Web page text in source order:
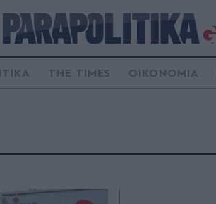
THE TIMES ΟΙΚΟΝΟΜΙΑ